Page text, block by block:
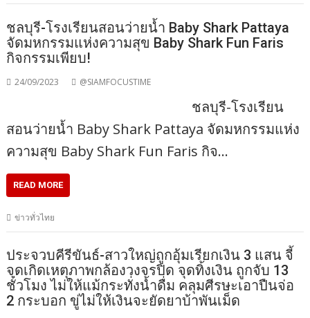
ชลบุรี-โรงเรียนสอนว่ายน้ำ Baby Shark Pattaya
จัดมหกรรมแห่งความสุข Baby Shark Fun Faris
กิจกรรมเพียบ!
24/09/2023 @SIAMFOCUSTIME
ชลบุรี-โรงเรียน
สอนว่ายน้ำ Baby Shark Pattaya จัดมหกรรมแห่ง
ความสุข Baby Shark Fun Faris กิจ…
READ MORE
ข่าวทั่วไทย
ประจวบคีรีขันธ์-สาวใหญ่ถูกอุ้มเรียกเงิน​ 3 แสน​ จี้
จุดเกิดเหตุภาพกล้องวงจรปิด​ จุดทิ้งเงิน​ ถูกจับ​ 13​
ชั่วโมง​ ไม่ให้แม้กระทั่งน้ำดื่ม​ คลุมศีรษะ​เอาปืนจ่อ​
2 กระบอก​ ขู่ไม่ให้เงินจะยัดยาบ้า​พันเม็ด